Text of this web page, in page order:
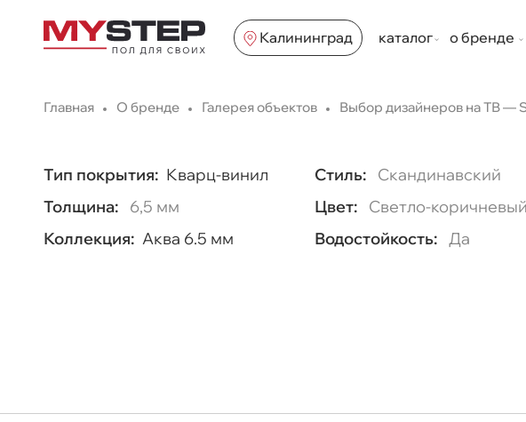
Калининград каталог о бренде
Главная О бренде Галерея объектов Выбор дизайнеров на ТВ —
Тип покрытия: Кварц-винил Стиль:
Скандинавский
Толщина:
6,5 мм Цвет:
Светло-коричневый
Коллекция: Аква 6.5 мм Водостойкость: Да